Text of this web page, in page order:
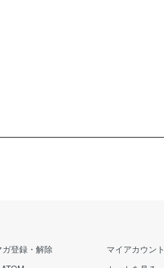
ガ登録・解除
マイアカウント